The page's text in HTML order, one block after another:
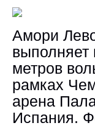
Амори
метров
рамках
арена
Испания.